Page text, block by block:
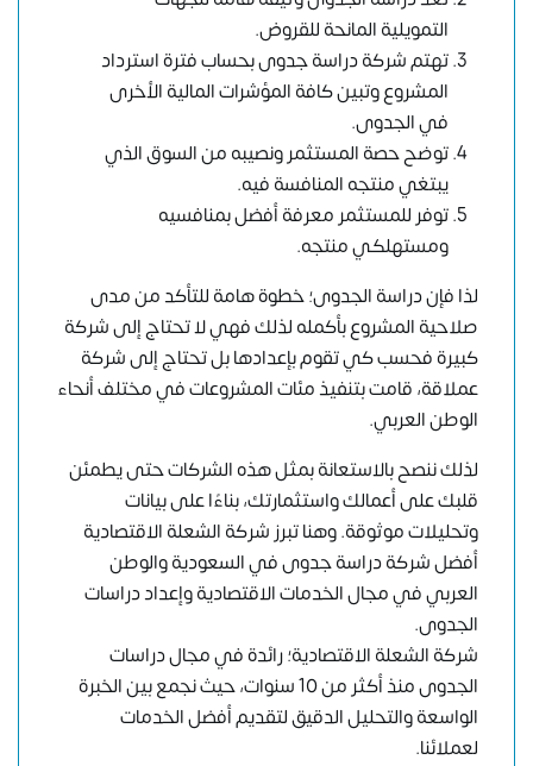
التمويلية المانحة للقروض.
تهتم شركة دراسة جدوى بحساب فترة استرداد
المشروع وتبين كافة المؤشرات المالية الأخرى
في الجدوى.
توضح حصة المستثمر ونصيبه من السوق الذي
يبتغي منتجه المنافسة فيه.
توفر للمستثمر معرفة أفضل بمنافسيه
ومستهلكي منتجه.
لذا فإن دراسة الجدوى؛ خطوة هامة للتأكد من مدى
صلاحية المشروع بأكمله لذلك فهي لا تحتاج إلى شركة
كبيرة فحسب كي تقوم بإعدادها بل تحتاج إلى شركة
عملاقة، قامت بتنفيذ مئات المشروعات في مختلف أنحاء
الوطن العربي.
لذلك ننصح بالاستعانة بمثل هذه الشركات حتى يطمئن
قلبك على أعمالك واستثمارتك، بناءًا على بيانات
وتحليلات موثوقة. وهنا تبرزشركة الشعلة الاقتصادية
أفضل شركة دراسة جدوى في السعودية والوطن
العربي في مجال الخدمات الاقتصادية وإعداد دراسات
الجدوى.
شركة الشعلة الاقتصادية؛ رائدة في مجال دراسات
الجدوى منذ أكثر من 10 سنوات، حيث نجمع بين الخبرة
الواسعة والتحليل الدقيق لتقديم أفضل الخدمات
لعملائنا.